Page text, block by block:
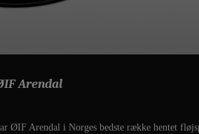
Arendal
ØIF Arendal i Norges bedste række hentet